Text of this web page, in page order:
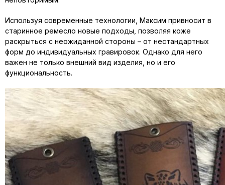
Используя современные технологии, Максим привносит в
старинное ремесло новые подходы, позволяя коже
раскрыться с неожиданной стороны – от нестандартных
форм до индивидуальных гравировок. Однако для него
важен не только внешний вид изделия, но и его
функциональность.